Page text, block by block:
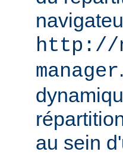
http://
manager
au sein